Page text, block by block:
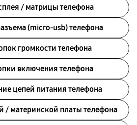
/ матрицы телефона
(micro-usb) телефона
громкости телефона
включения телефона
цепей питания телефона
/ материнской платы телефона